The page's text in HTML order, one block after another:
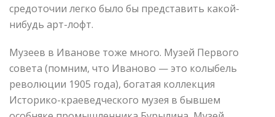
средоточии легко было бы представить какой-
нибудь арт-лофт.
Музеев в Иванове тоже много. Музей Первого
совета (помним, что Иваново — это колыбель
революции 1905 года), богатая коллекция
Историко-краеведческого музея в бывшем